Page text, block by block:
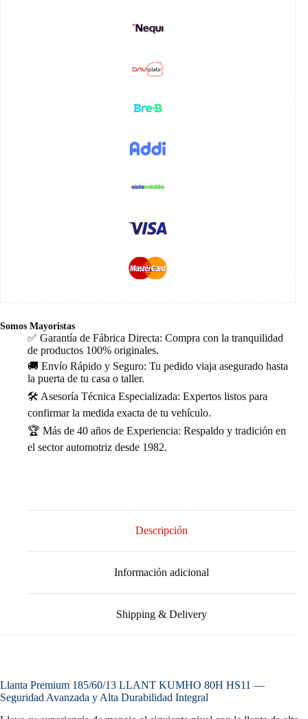
Somos Mayoristas
✅ Garantía de Fábrica Directa: Compra con la tranquilidad
de productos 100% originales.
🚚 Envío Rápido y Seguro: Tu pedido viaja asegurado hasta
la puerta de tu casa o taller.
🛠️ Asesoría Técnica Especializada: Expertos listos para
confirmar la medida exacta de tu vehículo.
🏆 Más de 40 años de Experiencia: Respaldo y tradición en
el sector automotriz desde 1982.
Descripción
Información adicional
Shipping & Delivery
Llanta Premium 185/60/13 LLANT KUMHO 80H HS11 —
Seguridad Avanzada y Alta Durabilidad Integral